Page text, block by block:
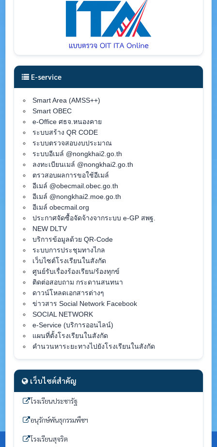
E-service
Smart Area (AMSS++)
Smart OBEC
e-Office ศธจ.หนองคาย
ระบบสร้าง QR CODE
ระบบตรวจสอบงบประมาณ
ระบบอีเมล์ @nongkhai2.go.th
ลงทะเบียนเมล์ @nongkhai2.go.th
ตรวสอบผลการขอใช้อีเมล์
อีเมล์ @obecmail.obec.go.th
อีเมล์ @nongkhai2.moe.go.th
อีเมล์ obecmail.org
ประกาศจัดซื้อจัดจ้างจากระบบ e-GP สพฐ.
NEW DLTV
บริการข้อมูลด้วย QR-Code
ระบบการประชุมทางไกล
เว็บไซต์โรงเรียนในสังกัด
ศูนย์รับเรื่องร้องเรียน/ร้องทุกข์
ติดต่อสอบถาม กระดานสนทนา
ดาวน์โหลดเอกสารต่างๆ
ข่าวสาร Social Network Facebook
SOCIAL NETWORK
e-Service (บริการออนไลน์)
แผนที่ตั้งโรงเรียนในสังกัด
คำนวนหาระยะทางไปยังโรงเรียนในสังกัด
เว็บไซต์สำคัญ
โรงเรียนประชารัฐ
อนุรักษ์พันธุกรรมพืชฯ
โรงเรียนสุจริต